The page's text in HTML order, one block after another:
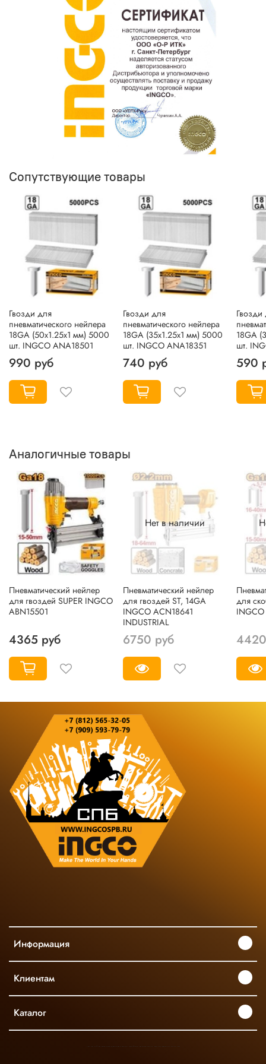
Сопутствующие товары
Гвозди для
пневматического нейлера
18GA (50х1.25х1 мм) 5000
шт. INGCO ANA18501
990 руб
Гвозди для
пневматического нейлера
18GA (35х1.25х1 мм) 5000
шт. INGCO ANA18351
740 руб
Гвозди
18GA
шт.
590
Аналогичные товары
Пневматический нейлер
для гвоздей SUPER INGCO
ABN15501
4365 руб
Нет в наличии
Пневматический нейлер
для гвоздей ST, 14GA
INGCO ACN18641
INDUSTRIAL
6750 руб
для
Информация
Клиентам
Каталог